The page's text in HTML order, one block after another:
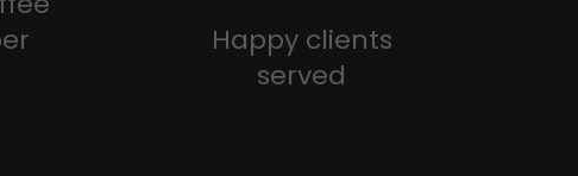
Happy clients
served